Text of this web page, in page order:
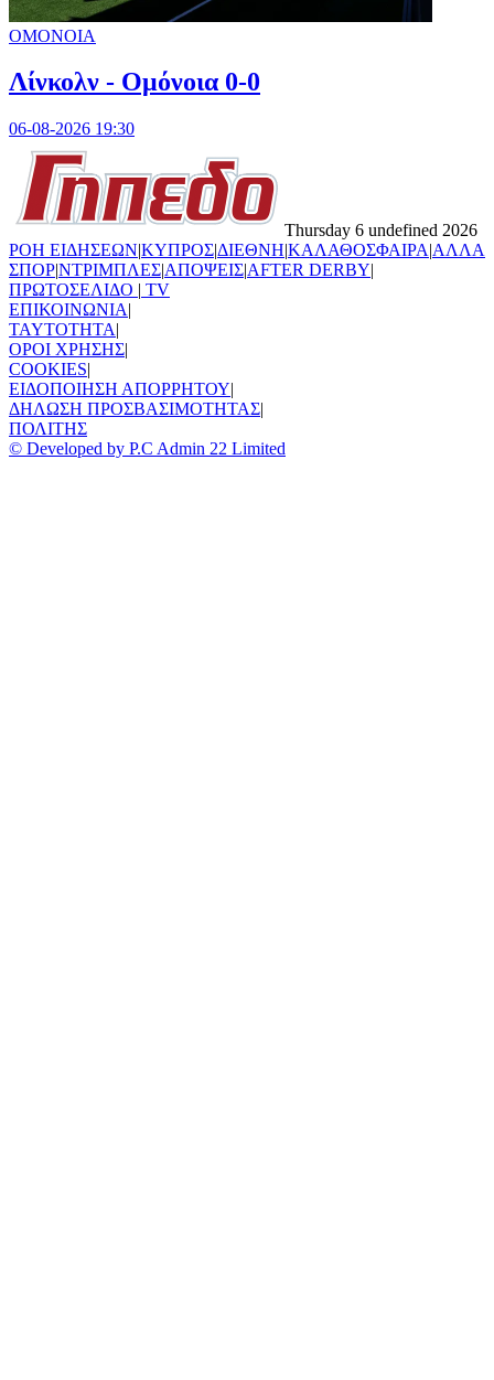
ΟΜΟΝΟΙΑ
Λίνκολν - Ομόνοια 0-0
06-08-2026 19:30
Thursday 6 undefined 2026
ΡΟΗ ΕΙΔΗΣΕΩΝ|ΚΥΠΡΟΣ|ΔΙΕΘΝΗ|ΚΑΛΑΘΟΣΦΑΙΡΑ|ΑΛΛΑ
ΣΠΟΡ|ΝΤΡΙΜΠΛΕΣ|ΑΠΟΨΕΙΣ|AFTER DERBY|
ΠΡΩΤΟΣΕΛΙΔΟ | TV
ΕΠΙΚΟΙΝΩΝΙΑ|
TAYTOTHTA|
ΟΡΟΙ ΧΡΗΣΗΣ|
COOKIES|
ΕΙΔΟΠΟΙΗΣΗ ΑΠΟΡΡΗΤΟΥ|
ΔΗΛΩΣΗ ΠΡΟΣΒΑΣΙΜΟΤΗΤΑΣ|
ΠΟΛΙΤΗΣ
© Developed by P.C Admin 22 Limited